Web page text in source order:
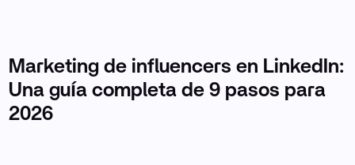
Marketing de influencers en LinkedIn:
Una guía completa de 9 pasos para
2026